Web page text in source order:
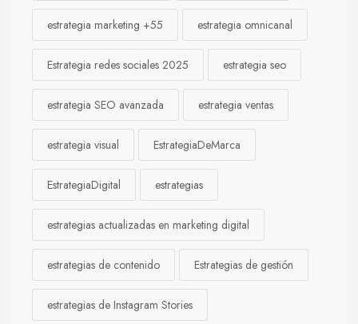
estrategia marketing +55 estrategia omnicanal
Estrategia redes sociales 2025 estrategia seo
estrategia SEO avanzada estrategia ventas
estrategia visual EstrategiaDeMarca
EstrategiaDigital estrategias
estrategias actualizadas en marketing digital
estrategias de contenido Estrategias de gestión
estrategias de Instagram Stories